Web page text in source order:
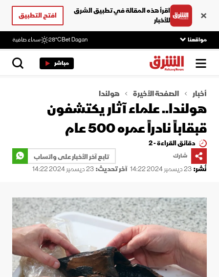
اقرأ هذه المقالة في تطبيق الشرق
للأخبار
افتح التطبيق
مواقعنا Bet Dagan
28°C سماء صافية
مباشر
أخبار الصفحة الأخيرة هولندا
هولندا.. علماء آثار يكتشفون
قبقاباً نادراً عمره 500 عام
دقائق القراءة - 2
شارك
تابع آخر الأخبار على واتساب
نُشر:23 ديسمبر 2024 14:22 آخر تحديث:23 ديسمبر 2024 14:22